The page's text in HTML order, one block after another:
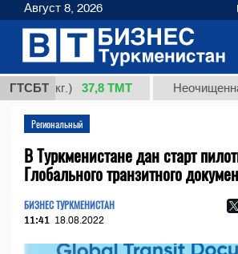
ГТСБТ
(кг.) 37,8 ТМТ Неочищенная
Региональный
В Туркменистане дан старт
Глобального транзитного
БИЗНЕС ТУРКМЕНИСТАН
11:41 18.08.2022
Август 8, 2026